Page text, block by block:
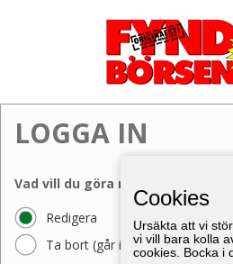
LOGGA IN
Vad vill du göra med din annons?
Redigera
Ta bort (går inte att ångra)
Cookies
Ursäkta att vi
vi vill bara kolla
cookies. Bocka i